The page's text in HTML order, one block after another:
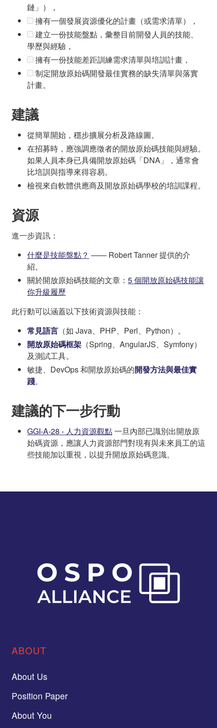
鏈」），
擁有一個發展資源優化的計畫（或需求清單），
建立一份技能盤點，彙整目前開發人員的技能、
學歷與經驗，
擁有一份技能差距訓練需求清單與培訓計畫，
制定開放原始碼開發最佳實務的缺失清單與落實
計畫。
建議
從簡單開始，穩步擴展分析及路線圖。
在招募時，應強調應徵者的開放原始碼技能與經驗。
如果人員本身已具備開放原始碼「DNA」，通常會
比培訓與指導來得容易。
檢視來自軟體供應商及開放原始碼學校的培訓課程。
資源
進一步資訊：
什麼是技能盤點？ —— Robert Tanner 提供的介
紹。
關於開放原始碼技能的文章： 5 個開放原始碼技能讓
你升級履歷
此行動可以涵蓋以下技術資源與技能：
常見語言 （如 Java、PHP、Perl、Python）。
開放原始碼框架 （Spring、AngularJS、Symfony）
及測試工具。
敏捷、DevOps 和開放原始碼的開發方法與最佳實
踐。
建議的下一步行動
GGI-A-28 - 人力資源觀點一旦內部已識別出開放原
始碼資源，應讓人力資源部門對現有與未來員工的這
些技能加以重視，以提升開放原始碼意識。
ABOUT
About Us
Position Paper
About You